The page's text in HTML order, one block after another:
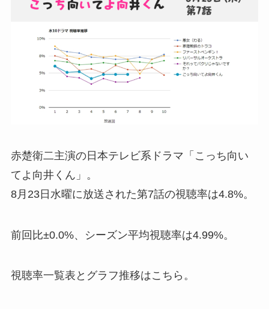
赤楚衛二主演の日本テレビ系ドラマ「こっち向い
てよ向井くん」。
8月23日水曜に放送された第7話の視聴率は4.8%。
前回比±0.0%、シーズン平均視聴率は4.99%。
視聴率一覧表とグラフ推移はこちら。